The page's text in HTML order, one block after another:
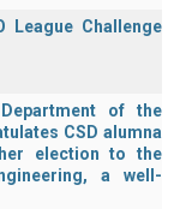
League Challenge
of the
CSD alumna
election to the
a well-